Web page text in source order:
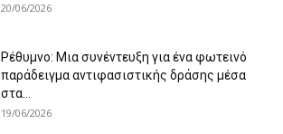
20/06/2026
Ρέθυμνο: Μια συνέντευξη για ένα φωτεινό
παράδειγμα αντιφασιστικής δράσης μέσα
στα...
19/06/2026